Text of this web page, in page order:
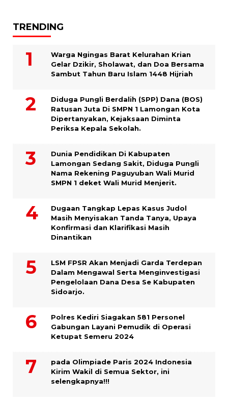
TRENDING
Warga Ngingas Barat Kelurahan Krian
Gelar Dzikir, Sholawat, dan Doa Bersama
Sambut Tahun Baru Islam 1448 Hijriah
Diduga Pungli Berdalih (SPP) Dana (BOS)
Ratusan Juta Di SMPN 1 Lamongan Kota
Dipertanyakan, Kejaksaan Diminta
Periksa Kepala Sekolah.
Dunia Pendidikan Di Kabupaten
Lamongan Sedang Sakit, Diduga Pungli
Nama Rekening Paguyuban Wali Murid
SMPN 1 deket Wali Murid Menjerit.
Dugaan Tangkap Lepas Kasus Judol
Masih Menyisakan Tanda Tanya, Upaya
Konfirmasi dan Klarifikasi Masih
Dinantikan
LSM FPSR Akan Menjadi Garda Terdepan
Dalam Mengawal Serta Menginvestigasi
Pengelolaan Dana Desa Se Kabupaten
Sidoarjo.
Polres Kediri Siagakan 581 Personel
Gabungan Layani Pemudik di Operasi
Ketupat Semeru 2024
pada Olimpiade Paris 2024 Indonesia
Kirim Wakil di Semua Sektor, ini
selengkapnya!!!